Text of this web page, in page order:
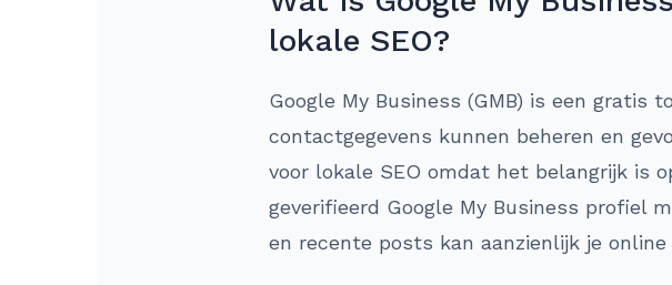
lokale SEO?
Google My Business (GMB) is een gratis
contactgegevens kunnen beheren en
voor lokale SEO omdat het belangrijk is
geverifieerd Google My Business profiel
en recente posts kan aanzienlijk je